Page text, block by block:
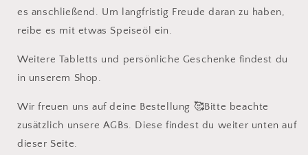
es anschließend. Um langfristig Freude daran zu haben,
reibe es mit etwas Speiseöl ein.
Weitere Tabletts und persönliche Geschenke findest du
in unserem Shop.
Wir freuen uns auf deine Bestellung 🥰Bitte beachte
zusätzlich unsere AGBs. Diese findest du weiter unten auf
dieser Seite.